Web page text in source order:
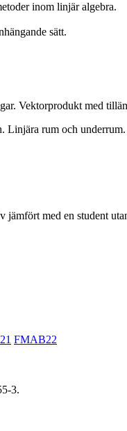
inom linjär algebra.
sätt.
Vektorprodukt med
Linjära rum och underrum.
med en student
FMAB22
3.